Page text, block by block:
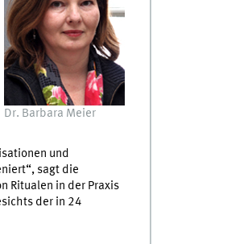
Dr. Barbara Meier
und
sagt die
Ritualen in der Praxis
der in 24